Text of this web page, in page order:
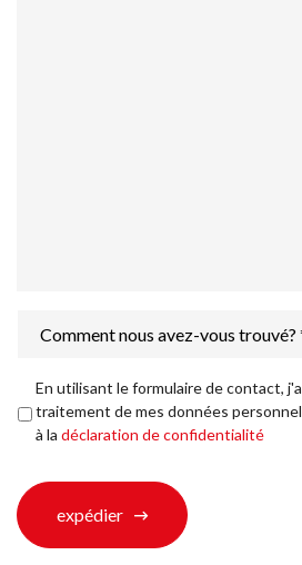
nous
vous
trouvé?
*
Déclaration
de
confidentialité
En utilisant le formulaire de contact,
traitement de mes données
à la déclaration de confidentialité
expédier